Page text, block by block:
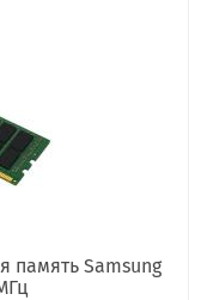
память Samsung